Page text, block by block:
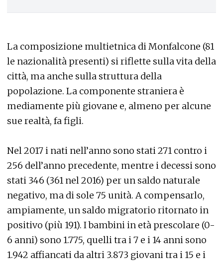
La composizione multietnica di Monfalcone (81
le nazionalità presenti) si riflette sulla vita della
città, ma anche sulla struttura della
popolazione. La componente straniera è
mediamente più giovane e, almeno per alcune
sue realtà, fa figli.
Nel 2017 i nati nell’anno sono stati 271 contro i
256 dell’anno precedente, mentre i decessi sono
stati 346 (361 nel 2016) per un saldo naturale
negativo, ma di sole 75 unità. A compensarlo,
ampiamente, un saldo migratorio ritornato in
positivo (più 191). I bambini in età prescolare (0-
6 anni) sono 1.775, quelli tra i 7 e i 14 anni sono
1.942 affiancati da altri 3.873 giovani tra i 15 e i